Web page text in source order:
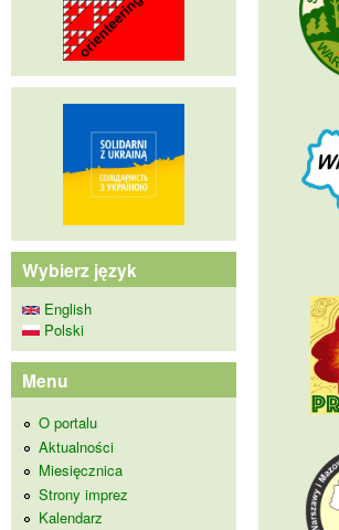
Wybierz język
English
Polski
Menu
O portalu
Aktualności
Miesięcznica
Strony imprez
Kalendarz